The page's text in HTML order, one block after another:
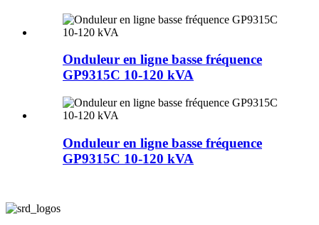
Onduleur en ligne basse fréquence
GP9315C 10-120 kVA
Onduleur en ligne basse fréquence
GP9315C 10-120 kVA